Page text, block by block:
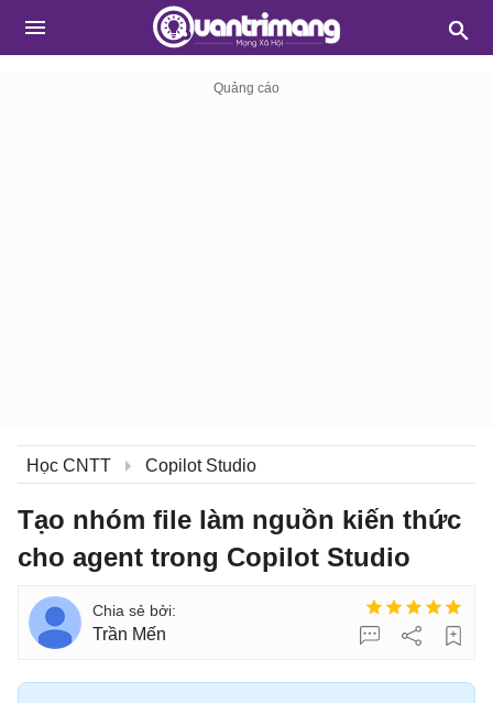
Học CNTT Copilot Studio
Tạo nhóm file làm nguồn kiến thức
cho agent trong Copilot Studio
Trần Mến